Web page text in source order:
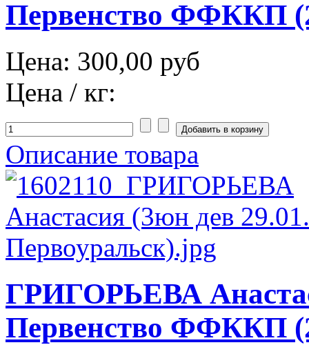
Первенство ФФККП
Цена: 300,00 руб
Цена / кг:
Описание товара
ГРИГОРЬЕВА
Первенство ФФККП